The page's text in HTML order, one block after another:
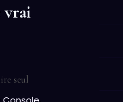
vrai
seul